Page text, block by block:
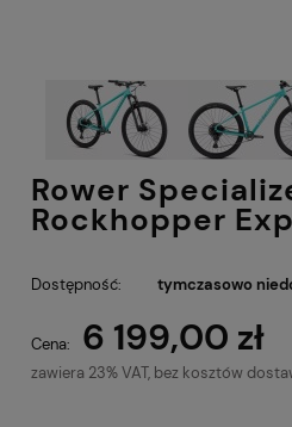
Rower
Rockhopper
Dostępność: tymczasowo
Cena: 6 199,00 zł
zawiera 23% VAT, bez kosztów